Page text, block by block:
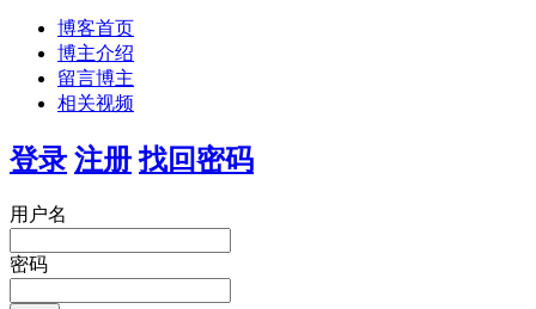
博客首页
博主介绍
留言博主
相关视频
登录 注册 找回密码
用户名
密码